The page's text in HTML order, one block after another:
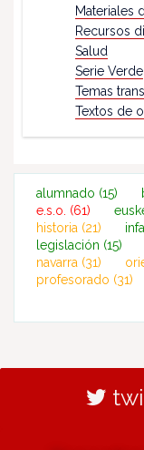
Materiales
Recursos
Salud
Serie Verde
Temas
Textos de
alumnado (15)
e.s.o. (61)
historia (21)
legislación (15)
navarra (31)
profesorado (31)